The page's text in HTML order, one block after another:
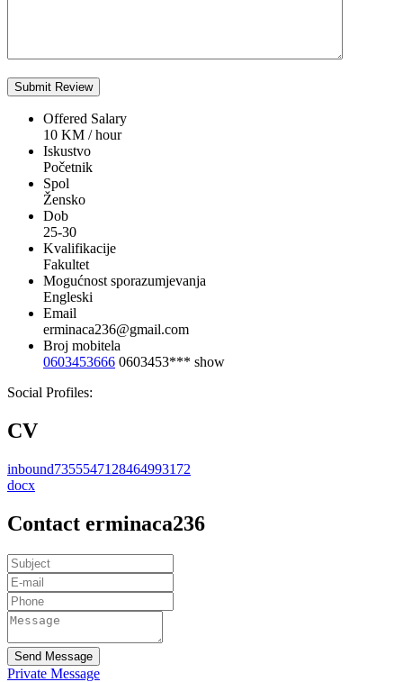
Offered Salary
10 KM / hour
Iskustvo
Početnik
Spol
Žensko
Dob
25-30
Kvalifikacije
Fakultet
Mogućnost sporazumjevanja
Engleski
Email
erminaca236@gmail.com
Broj mobitela
0603453666 0603453*** show
Social Profiles:
CV
inbound7355547128464993172
docx
Contact erminaca236
Send Message
Private Message